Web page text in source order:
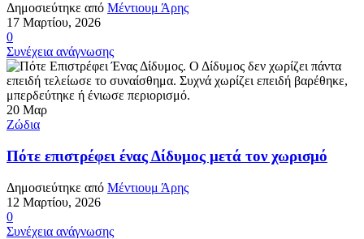
Δημοσιεύτηκε από Μέντιουμ Άρης
17 Μαρτίου, 2026
0
Συνέχεια ανάγνωσης
20 Μαρ
Ζώδια
Πότε επιστρέφει ένας Δίδυμος μετά τον χωρισμό
Δημοσιεύτηκε από Μέντιουμ Άρης
12 Μαρτίου, 2026
0
Συνέχεια ανάγνωσης